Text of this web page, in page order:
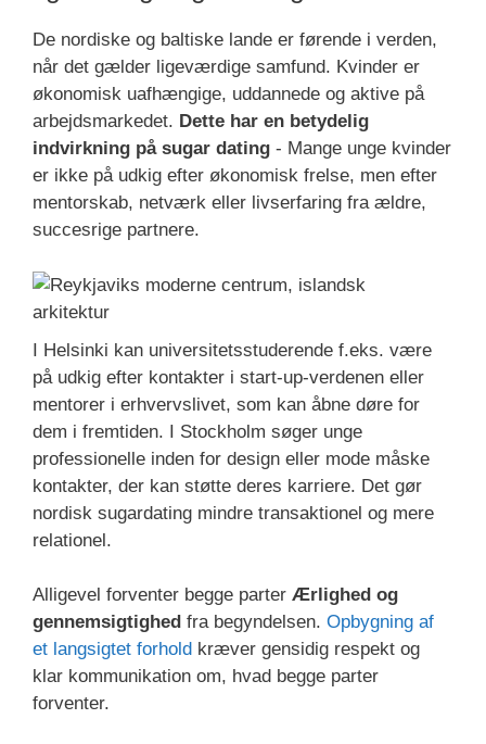
De nordiske og baltiske lande er førende i verden,
når det gælder ligeværdige samfund. Kvinder er
økonomisk uafhængige, uddannede og aktive på
arbejdsmarkedet. Dette har en betydelig
indvirkning på sugar dating - Mange unge kvinder
er ikke på udkig efter økonomisk frelse, men efter
mentorskab, netværk eller livserfaring fra ældre,
succesrige partnere.
I Helsinki kan universitetsstuderende f.eks. være
på udkig efter kontakter i start-up-verdenen eller
mentorer i erhvervslivet, som kan åbne døre for
dem i fremtiden. I Stockholm søger unge
professionelle inden for design eller mode måske
kontakter, der kan støtte deres karriere. Det gør
nordisk sugardating mindre transaktionel og mere
relationel.
Alligevel forventer begge parter Ærlighed og
gennemsigtighed fra begyndelsen. Opbygning af
et langsigtet forhold kræver gensidig respekt og
klar kommunikation om, hvad begge parter
forventer.